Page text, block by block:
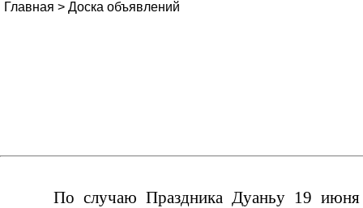
Главная > Доска объявлений
По случаю Праздника Дуаньу 19 июня